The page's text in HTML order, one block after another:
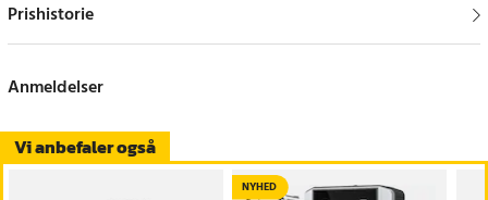
stikkontakt. Den kan pumpe et R175-dæk op på ca. 6–8 minutter,
Specifikationer
- Effekt: 50 W - Motor: enkeltcylindret 17 mm - Batterikapacitet:
4000 mAh / 14,8 Wh - Indgang: USB-C 5 V = 2 A - Oppustningstid:
6–8 min (R175-dæk) - Anvendelse: biler, motorcykler, cykler, bolde
Prishistorie
Vi anbefaler også
NYHED
Anmeldelser